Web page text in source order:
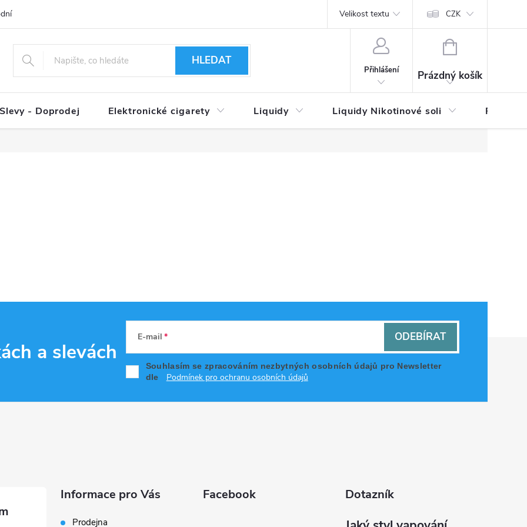
podmínky Reklamační řád Vrácení zboží a reklamace
Velikost textu CZK
HLEDAT
Přihlášení
NÁKUPNÍ
Prázdný košík
- Doprodej Elektronické cigarety Liquidy Liquidy Nikotinové soli
a slevách
E-mail
Souhlasím se zpracováním nezbytných osobních údajů pro Newsletter
dle
Podmínek pro ochranu osobních údajů
ODEBÍRAT
Informace pro Vás
Prodejna
Facebook Dotazník